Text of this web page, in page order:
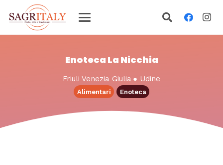
Enoteca La Nicchia
Friuli Venezia Giulia ● Udine
Alimentari Enoteca